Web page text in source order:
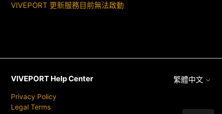
VIVEPORT 更新服務目前無法啟動
VIVEPORT Help Center
Privacy Policy
Legal Terms
繁體中文